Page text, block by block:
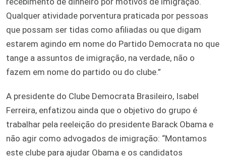
Qualquer atividade porventura praticada por pessoas
que possam ser tidas como afiliadas ou que digam
estarem agindo em nome do Partido Democrata no que
tange a assuntos de imigração, na verdade, não o
fazem em nome do partido ou do clube.”
A presidente do Clube Democrata Brasileiro, Isabel
Ferreira, enfatizou ainda que o objetivo do grupo é
trabalhar pela reeleição do presidente Barack Obama e
não agir como advogados de imigração: “Montamos
este clube para ajudar Obama e os candidatos